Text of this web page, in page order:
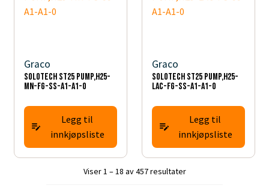
Graco
SOLOTECH ST25 PUMP,H25-
MN-FG-SS-A1-A1-0
Legg til
innkjøpsliste
Graco
SOLOTECH ST25 PUMP,H25-
LAC-FG-SS-A1-A1-0
Legg til
innkjøpsliste
Viser 1 – 18 av 457 resultater